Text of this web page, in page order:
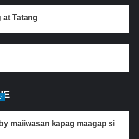
at Tatang
maiiwasan kapag maagap si